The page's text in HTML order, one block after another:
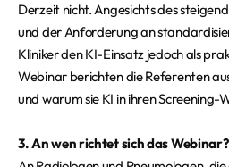
Derzeit nicht. Angesichts des
und der Anforderung an
Kliniker den KI-Einsatz jedoch als
Webinar berichten die Referenten
und warum sie KI in ihren
3. An wen richtet sich das Webinar?